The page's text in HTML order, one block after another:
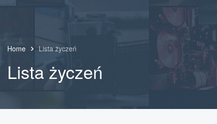
Home Lista życzeń
Lista życzeń